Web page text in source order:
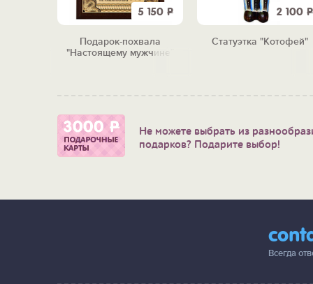
5 150 Р
Подарок-похвала
"Настоящему мужчине"
2 100 Р
Статуэтка "Котофей"
Не можете выбрать из
подарков? Подарите выбор!
Всегда